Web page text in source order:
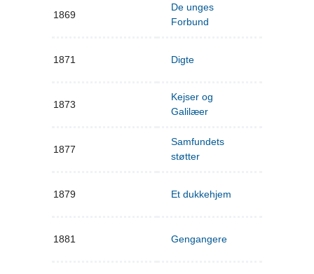
1869
De unges
Forbund
1871 Digte
1873
Kejser og
Galilæer
1877
Samfundets
støtter
1879 Et dukkehjem
1881 Gengangere